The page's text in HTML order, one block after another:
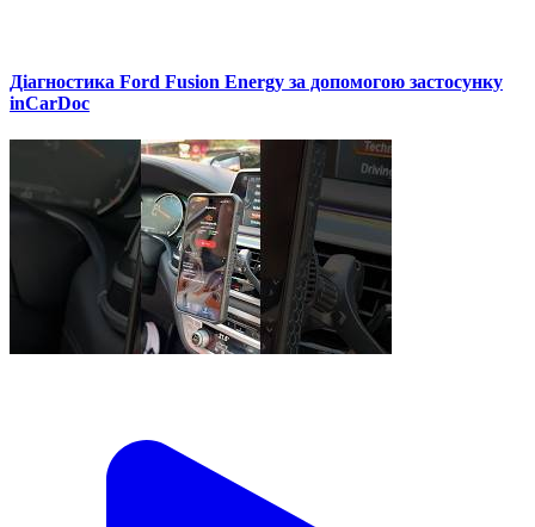
Діагностика Ford Fusion Energy за допомогою застосунку
inCarDoc